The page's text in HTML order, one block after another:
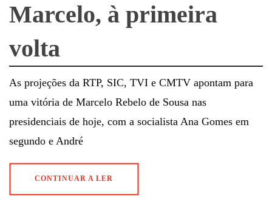
Marcelo, à primeira
volta
As projeções da RTP, SIC, TVI e CMTV apontam para
uma vitória de Marcelo Rebelo de Sousa nas
presidenciais de hoje, com a socialista Ana Gomes em
segundo e André
CONTINUAR A LER